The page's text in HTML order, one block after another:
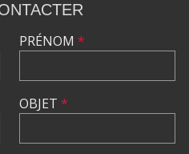
PRÉNOM *
OBJET *